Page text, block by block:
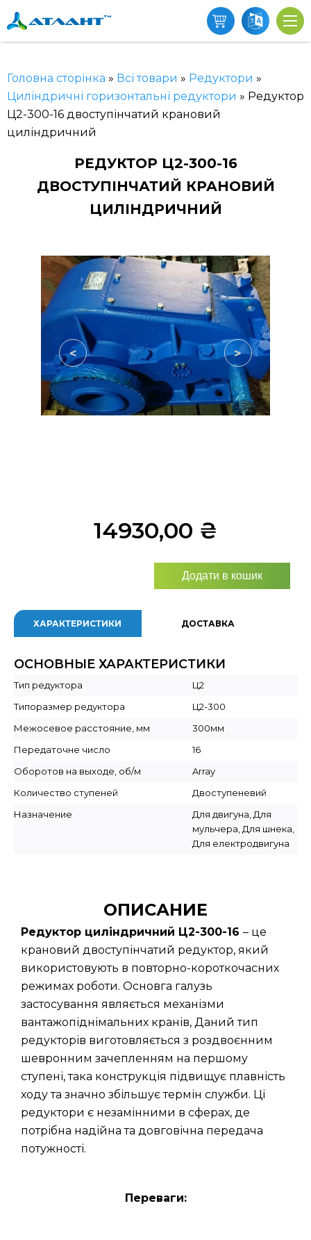
Головна сторінка » Всі товари » Редуктори »
Циліндричні горизонтальні редуктори » Редуктор
Ц2-300-16 двоступінчатий крановий
циліндричний
РЕДУКТОР Ц2-300-16
ДВОСТУПІНЧАТИЙ КРАНОВИЙ
ЦИЛІНДРИЧНИЙ
< >
14930,00 ₴
Додати в кошик
ХАРАКТЕРИСТИКИ ДОСТАВКА
ОСНОВНЫЕ ХАРАКТЕРИСТИКИ
Тип редуктора
Ц2
Типоразмер редуктора
Ц2-300
Межосевое расстояние, мм
300мм
Передаточне число
16
Оборотов на выходе, об/м
Array
Количество ступеней
Двоступеневий
Назначение
Для двигуна, Для
мульчера, Для шнека,
Для електродвигуна
ОПИСАНИЕ
Редуктор циліндричний Ц2-300-16 – це
крановий двоступінчатий редуктор, який
використовують в повторно-короткочасних
режимах роботи. Основга галузь
застосування являється механізми
вантажопіднімальних кранів, Даний тип
редукторів виготовляється з роздвоєнним
шевронним зачепленням на першому
ступені, така конструкція підвищує плавність
ходу та значно збільшує термін служби. Ці
редуктори є незамінними в сферах, де
потрібна надійна та довговічна передача
потужності.
Переваги: